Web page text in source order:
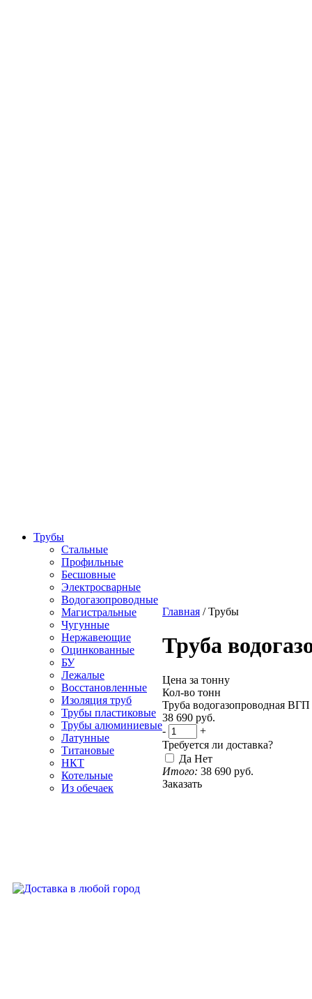
Трубы
Стальные
Профильные
Бесшовные
Электросварные
Водогазопроводные
Магистральные
Чугунные
Нержавеющие
Оцинкованные
БУ
Лежалые
Восстановленные
Изоляция труб
Трубы пластиковые
Трубы алюминиевые
Латунные
Титановые
НКТ
Котельные
Из обечаек
Главная /Трубы
Труба
Цена за тонну
Кол-во тонн
Труба водогазопроводная ВГП
38 690 руб.
-
+
Требуется ли доставка?
Да Нет
Итого: 38 690 руб.
Заказать